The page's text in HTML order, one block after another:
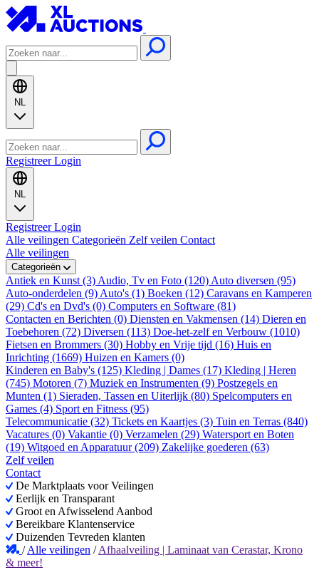
NL
RegistreerLogin
NL
RegistreerLogin
Alle veilingen Categorieën Zelf veilen Contact
Alle veilingen
Categorieën
Antiek en Kunst (3) Audio, Tv en Foto (120) Auto diversen (95)
Auto-onderdelen (9) Auto's (1) Boeken (12) Caravans en Kamperen
(29) Cd's en Dvd's (0) Computers en Software (81)
Contacten en Berichten (0) Diensten en Vakmensen (14) Dieren en
Toebehoren (72) Diversen (113) Doe-het-zelf en Verbouw (1010)
Fietsen en Brommers (30) Hobby en Vrije tijd (16) Huis en
Inrichting (1669) Huizen en Kamers (0)
Kinderen en Baby's (125) Kleding | Dames (17) Kleding | Heren
(745) Motoren (7) Muziek en Instrumenten (9) Postzegels en
Munten (1) Sieraden, Tassen en Uiterlijk (80) Spelcomputers en
Games (4) Sport en Fitness (95)
Telecommunicatie (32) Tickets en Kaartjes (3) Tuin en Terras (840)
Vacatures (0) Vakantie (0) Verzamelen (29) Watersport en Boten
(19) Witgoed en Apparatuur (209) Zakelijke goederen (63)
Zelf veilen
Contact
De Marktplaats voor Veilingen
Eerlijk en Transparant
Groot en Afwisselend Aanbod
Bereikbare Klantenservice
Duizenden Tevreden klanten
/Alle veilingen /Afhaalveiling | Laminaat van Cerastar, Krono
& meer!